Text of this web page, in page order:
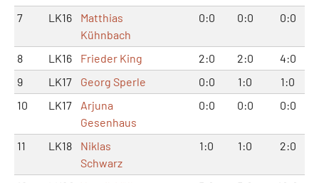
7
LK16
Matthias
Kühnbach
0:0 0:0 0:0
8 LK16 Frieder King 2:0 2:0
4:0
9
LK17 Georg Sperle 0:0 1:0
1:0
10
LK17
Arjuna
Gesenhaus
0:0 0:0 0:0
11 LK18
Niklas
Schwarz
1:0 1:0 2:0